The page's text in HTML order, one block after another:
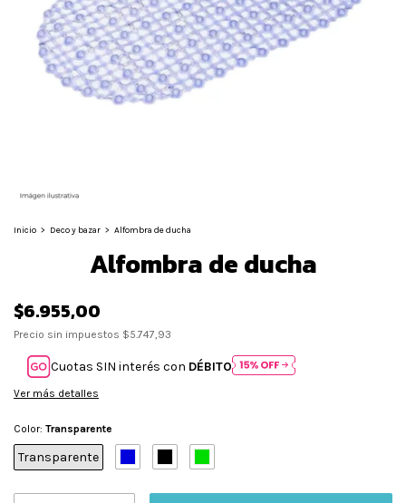
Inicio > Deco y bazar > Alfombra de ducha
Alfombra de ducha
$6.955,00
Precio sin impuestos $5.747,93
Cuotas SIN interés con DÉBITO
Ver más detalles
Color: Transparente
Transparente